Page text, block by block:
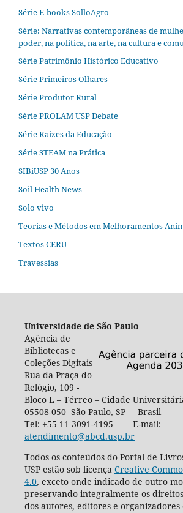
Série E-books SolloAgro
Série: Narrativas contemporâneas de
poder, na política, na arte, na cultura e
Série Patrimônio Histórico Educativo
Série Primeiros Olhares
Série Produtor Rural
Série PROLAM USP Debate
Série Raízes da Educação
Série STEAM na Prática
SIBiUSP 30 Anos
Soil Health News
Solo vivo
Teorias e Métodos em Melhoramentos
Textos CERU
Travessias
Universidade de São Paulo
Agência de
Bibliotecas e
Coleções Digitais
Rua da Praça do
Relógio, 109 -
Bloco L – Térreo – Cidade
05508-050 São Paulo, SP Brasil
Tel: +55 11 3091-4195 E-mail:
atendimento@abcd.usp.br
Todos os conteúdos do Portal de
USP estão sob licença Creative
4.0, exceto onde indicado de outro
preservando integralmente os
dos autores, editores e organizadores